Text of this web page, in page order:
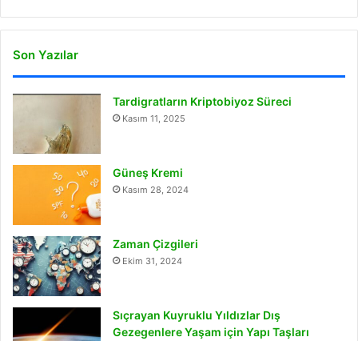
Son Yazılar
Tardigratların Kriptobiyoz Süreci
Kasım 11, 2025
Güneş Kremi
Kasım 28, 2024
Zaman Çizgileri
Ekim 31, 2024
Sıçrayan Kuyruklu Yıldızlar Dış
Gezegenlere Yaşam için Yapı Taşları